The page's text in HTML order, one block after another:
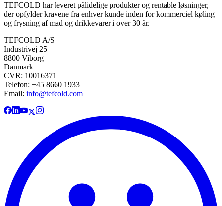
TEFCOLD har leveret pålidelige produkter og rentable løsninger,
der opfylder kravene fra enhver kunde inden for kommerciel køling
og frysning af mad og drikkevarer i over 30 år.
TEFCOLD A/S
Industrivej 25
8800 Viborg
Danmark
CVR: 10016371
Telefon: +45 8660 1933
Email: info@tefcold.com